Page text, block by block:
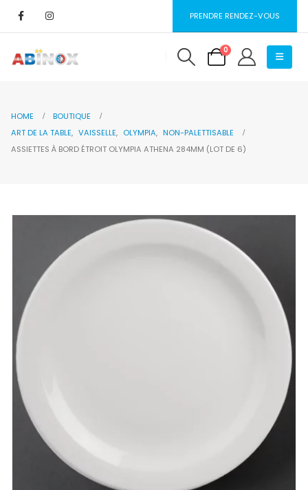
PRENDRE RENDEZ-VOUS
0
HOME
BOUTIQUE
ART DE LA TABLE, VAISSELLE, OLYMPIA, NON-PALETTISABLE
ASSIETTES À BORD ÉTROIT OLYMPIA ATHENA 284MM (LOT DE 6)